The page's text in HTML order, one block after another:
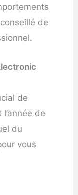
de
de
de
du
vous